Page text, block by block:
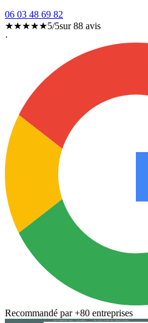
06 03 48 69 82
★★★★★5/5sur88 avis
·
Recommandé par +80 entreprises